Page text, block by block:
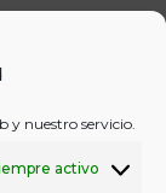
y nuestro servicio.
activo